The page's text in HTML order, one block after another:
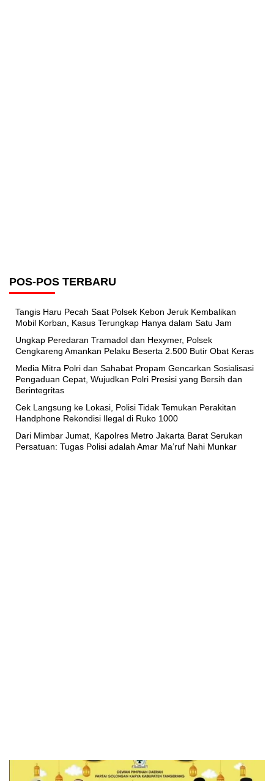
POS-POS TERBARU
Tangis Haru Pecah Saat Polsek Kebon Jeruk Kembalikan
Mobil Korban, Kasus Terungkap Hanya dalam Satu Jam
Ungkap Peredaran Tramadol dan Hexymer, Polsek
Cengkareng Amankan Pelaku Beserta 2.500 Butir Obat Keras
Media Mitra Polri dan Sahabat Propam Gencarkan Sosialisasi
Pengaduan Cepat, Wujudkan Polri Presisi yang Bersih dan
Berintegritas
Cek Langsung ke Lokasi, Polisi Tidak Temukan Perakitan
Handphone Rekondisi Ilegal di Ruko 1000
Dari Mimbar Jumat, Kapolres Metro Jakarta Barat Serukan
Persatuan: Tugas Polisi adalah Amar Ma’ruf Nahi Munkar